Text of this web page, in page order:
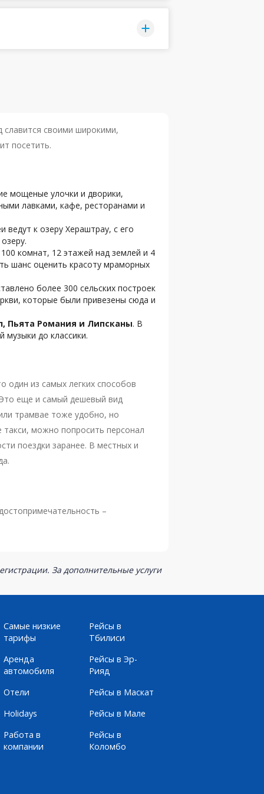
славится своими широкими,
посетить.
мощеные улочки и дворики,
лавками, кафе, ресторанами и
к озеру Хераштрау, с его
комнат, 12 этажей над землей и 4
шанс оценить красоту мраморных
более 300 сельских построек
которые были привезены сюда и
Пьята Романия и Липсканы. В
музыки до классики.
один из самых легких способов
еще и самый дешевый вид
трамвае тоже удобно, но
можно попросить персонал
поездки заранее. В местных и
–
За дополнительные услуги
Самые низкие
тарифы
Аренда
автомобиля
Отели
Holidays
Работа в
компании
Рейсы в
Тбилиси
Рейсы в Эр-
Рияд
Рейсы в Маскат
Рейсы в Мале
Рейсы в
Коломбо